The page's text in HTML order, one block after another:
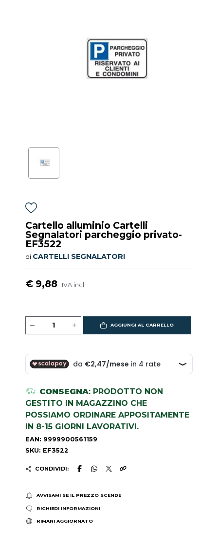
Cartello alluminio Cartelli
Segnalatori parcheggio privato-
EF3522
di CARTELLI SEGNALATORI
€ 9,88 IVA incl.
AGGIUNGI AL CARRELLO
CONSEGNA: PRODOTTO NON
GESTITO IN MAGAZZINO CHE
POSSIAMO ORDINARE APPOSITAMENTE
IN 8-15 GIORNI LAVORATIVI.
EAN: 9999900561159
SKU: EF3522
CONDIVIDI:
AVVISAMI SE IL PREZZO SCENDE
RICHIEDI INFORMAZIONI
RIMANI AGGIORNATO